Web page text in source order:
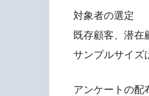
対象者の選定
既存顧客、潜在
サンプルサイズ
アンケートの配